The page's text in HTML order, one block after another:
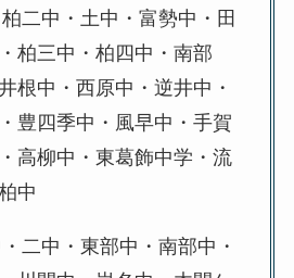
二中・土中・富勢中・田
柏三中・柏四中・南部
根中・西原中・逆井中・
豊四季中・風早中・手賀
高柳中・東葛飾中学・流
中
二中・東部中・南部中・